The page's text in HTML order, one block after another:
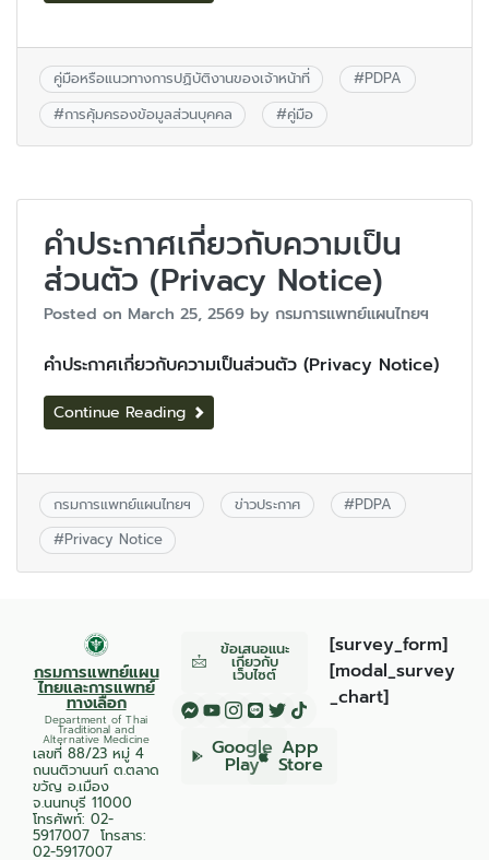
คู่มือหรือแนวทางการปฏิบัติงานของเจ้าหน้าที่ #PDPA
#การคุ้มครองข้อมูลส่วนบุคคล #คู่มือ
คำประกาศเกี่ยวกับความเป็น
ส่วนตัว (Privacy Notice)
Posted on March 25, 2569 by กรมการแพทย์แผนไทยฯ
คำประกาศเกี่ยวกับความเป็นส่วนตัว (Privacy Notice)
Continue Reading
กรมการแพทย์แผนไทยฯ ข่าวประกาศ #PDPA
#Privacy Notice
กรมการแพทย์แผน
ไทยและการแพทย์
ทางเลือก
Department of Thai
Traditional and
Alternative Medicine
เลขที่ 88/23 หมู่ 4
ถนนติวานนท์ ต.ตลาด
ขวัญ อ.เมือง
จ.นนทบุรี 11000
โทรศัพท์: 02-
5917007 โทรสาร:
02-5917007
ข้อเสนอแนะ
เกี่ยวกับ
เว็บไซต์
Google
Play
App
Store
[survey_form]
[modal_survey
_chart]